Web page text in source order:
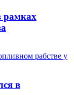
рамках
в